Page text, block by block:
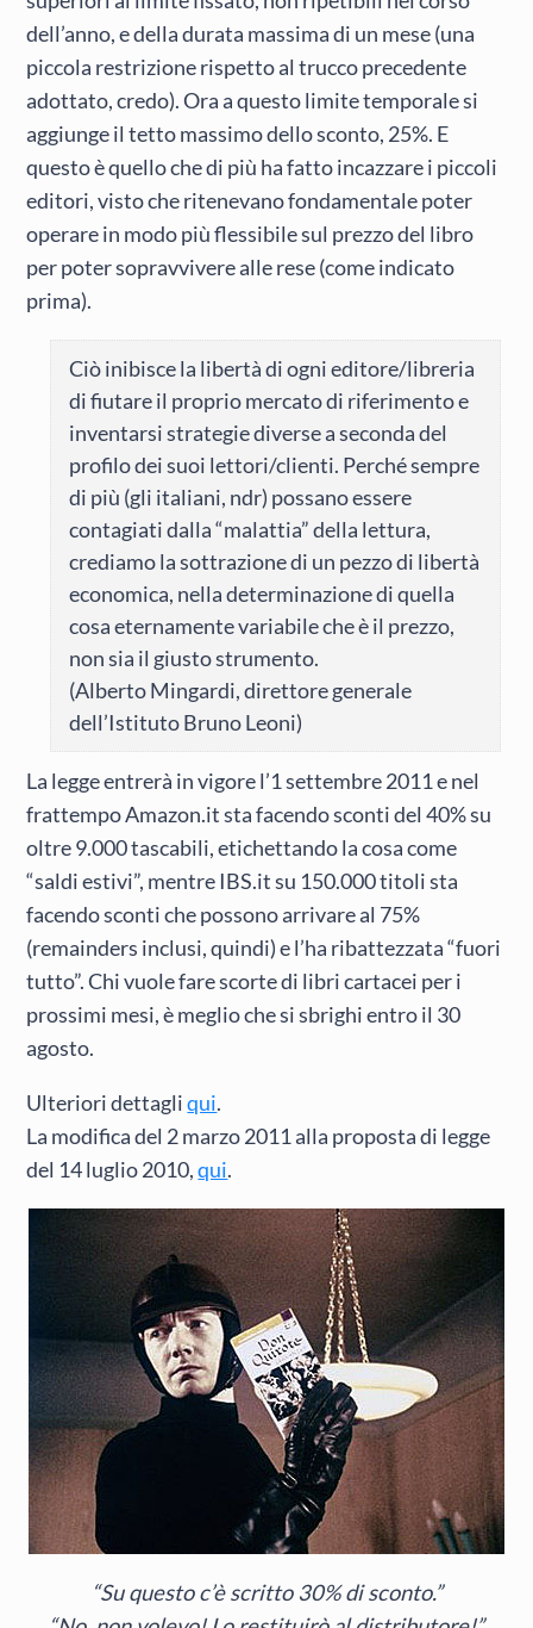
dell’anno, e della durata massima di un mese (una
piccola restrizione rispetto al trucco precedente
adottato, credo). Ora a questo limite temporale si
aggiunge il tetto massimo dello sconto, 25%. E
questo è quello che di più ha fatto incazzare i piccoli
editori, visto che ritenevano fondamentale poter
operare in modo più flessibile sul prezzo del libro
per poter sopravvivere alle rese (come indicato
prima).
Ciò inibisce la libertà di ogni editore/libreria
di fiutare il proprio mercato di riferimento e
inventarsi strategie diverse a seconda del
profilo dei suoi lettori/clienti. Perché sempre
di più (gli italiani, ndr) possano essere
contagiati dalla “malattia” della lettura,
crediamo la sottrazione di un pezzo di libertà
economica, nella determinazione di quella
cosa eternamente variabile che è il prezzo,
non sia il giusto strumento.
(Alberto Mingardi, direttore generale
dell’Istituto Bruno Leoni)
La legge entrerà in vigore l’1 settembre 2011 e nel
frattempo Amazon.it sta facendo sconti del 40% su
oltre 9.000 tascabili, etichettando la cosa come
“saldi estivi”, mentre IBS.it su 150.000 titoli sta
facendo sconti che possono arrivare al 75%
(remainders inclusi, quindi) e l’ha ribattezzata “fuori
tutto”. Chi vuole fare scorte di libri cartacei per i
prossimi mesi, è meglio che si sbrighi entro il 30
agosto.
Ulteriori dettagliqui.
La modifica del 2 marzo 2011 alla proposta di legge
del 14 luglio 2010,qui.
“Su questo c’è scritto 30% di sconto.”